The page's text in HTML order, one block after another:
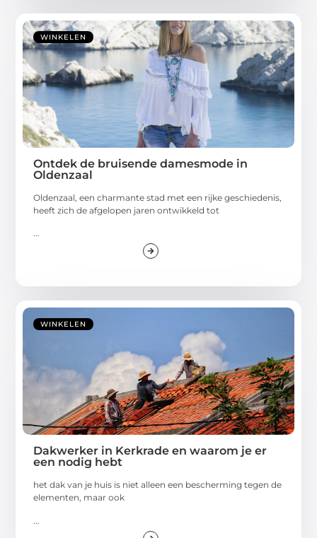
WINKELEN
Ontdek de bruisende damesmode in
Oldenzaal
Oldenzaal, een charmante stad met een rijke geschiedenis,
heeft zich de afgelopen jaren ontwikkeld tot
...
WINKELEN
Dakwerker in Kerkrade en waarom je er
een nodig hebt
het dak van je huis is niet alleen een bescherming tegen de
elementen, maar ook